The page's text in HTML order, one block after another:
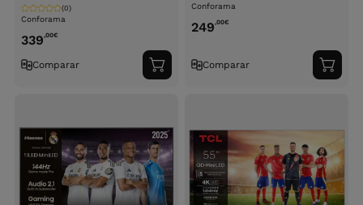
Conforama
(0)
339,00€
Comparar
Adicionar
ao
Conforama
249,00€
Comparar
ao